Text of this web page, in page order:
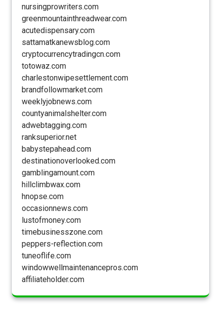
nursingprowriters.com
greenmountainthreadwear.com
acutedispensary.com
sattamatkanewsblog.com
cryptocurrencytradingcn.com
totowaz.com
charlestonwipesettlement.com
brandfollowmarket.com
weeklyjobnews.com
countyanimalshelter.com
adwebtagging.com
ranksuperior.net
babystepahead.com
destinationoverlooked.com
gamblingamount.com
hillclimbwax.com
hnopse.com
occasionnews.com
lustofmoney.com
timebusinesszone.com
peppers-reflection.com
tuneoflife.com
windowwellmaintenancepros.com
affiliateholder.com